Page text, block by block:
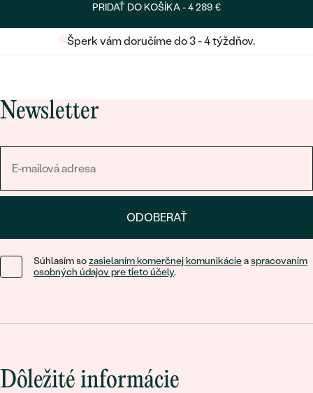
PRIDAŤ DO KOŠÍKA -4 289 €
Šperk vám doručíme do 3 - 4 týždňov.
Newsletter
ODOBERAŤ
Súhlasím sozasielaním komerčnej komunikácieaspracovaním
osobných údajov pre tieto účely.
Dôležité informácie